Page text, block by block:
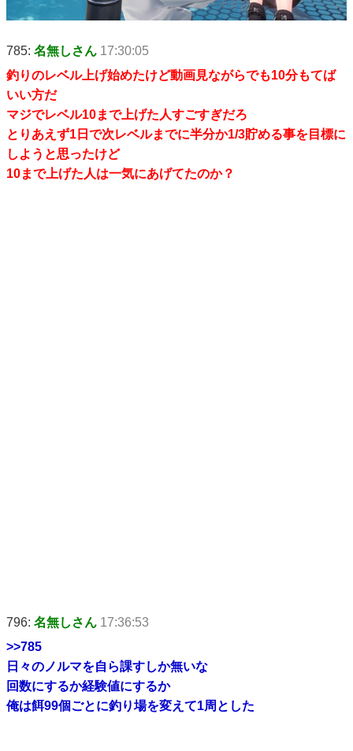
785: 名無しさん 17:30:05
釣りのレベル上げ始めたけど動画見ながらでも10分もてば
いい方だ
マジでレベル10まで上げた人すごすぎだろ
とりあえず1日で次レベルまでに半分か1/3貯める事を目標に
しようと思ったけど
10まで上げた人は一気にあげてたのか？
796: 名無しさん 17:36:53
>>785
日々のノルマを自ら課すしか無いな
回数にするか経験値にするか
俺は餌99個ごとに釣り場を変えて1周とした